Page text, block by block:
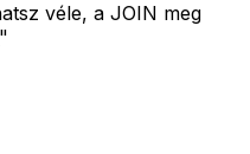
véle, a JOIN meg